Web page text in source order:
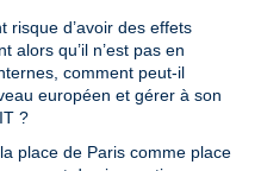
risque d’avoir des effets
alors qu’il n’est pas en
comment peut-il
européen et gérer à son
?
place de Paris comme place